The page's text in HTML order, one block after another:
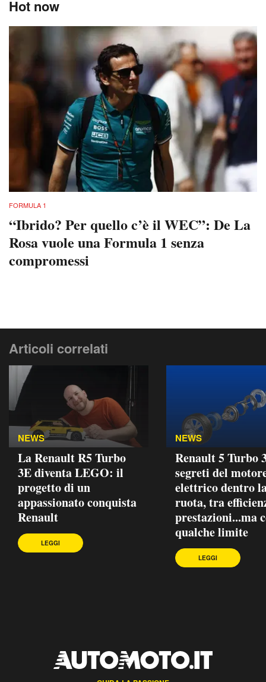
Hot now
FORMULA 1
“Ibrido? Per quello c’è il WEC”: De La
Rosa vuole una Formula 1 senza
compromessi
Articoli correlati
NEWS
La Renault R5 Turbo
3E diventa LEGO: il
progetto di un
appassionato conquista
Renault
LEGGI
NEWS
Renault 5 Turbo
segreti del
elettrico dentro
ruota, tra
prestazioni...ma
qualche limite
LEGGI